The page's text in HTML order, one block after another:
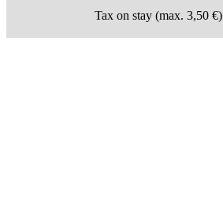
Tax on stay (max. 3,50 €)